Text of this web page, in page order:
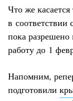
Что же
в
пока разрешено
работу до 1
Напомним,
подготовили